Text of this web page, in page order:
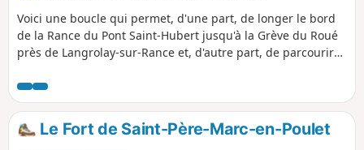
Voici une boucle qui permet, d'une part, de longer le bord
de la Rance du Pont Saint-Hubert jusqu'à la Grève du Roué
près de Langrolay-sur-Rance et, d'autre part, de parcourir
passages en sous-bois sont également prévus.
Le Fort de Saint-Père-Marc-en-Poulet